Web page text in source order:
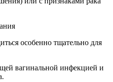
особенно тщательно для
вагинальной инфекцией и